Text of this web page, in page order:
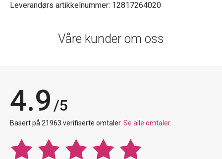
Leverandørs artikkelnummer: 12817264020
Våre kunder om oss
4.9 /5
Basert på 21963 verifiserte omtaler. Se alle omtaler.